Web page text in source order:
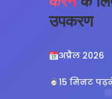
उपकरण
अप्रैल 2026
15 मिनट